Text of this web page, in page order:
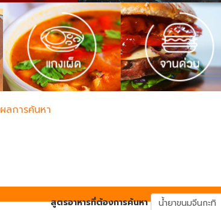
ผลการค้นหา
สูตรอาหารที่ต้องการค้นหา